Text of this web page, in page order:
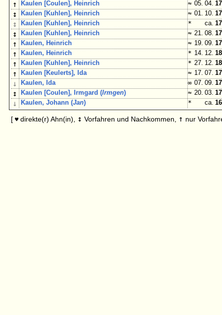
↑ Kaulen [Coulen], Heinrich ≈ 05. 04.
↕ Kaulen [Kuhlen], Heinrich ≈ 01. 10.
↕ Kaulen [Kuhlen], Heinrich * ca.
↕ Kaulen [Kuhlen], Heinrich ≈ 21. 08.
↑ Kaulen, Heinrich ≈ 19. 09.
↑ Kaulen, Heinrich * 14. 12.
↑ Kaulen [Kuhlen], Heinrich * 27. 12.
↑ Kaulen [Keulerts], Ida ≈ 17. 07.
↓ Kaulen, Ida ∞ 07. 09.
↕ Kaulen [Coulen], Irmgard (Irmgen) ≈ 20. 03.
↓ Kaulen, Johann (Jan) * ca.
[ ♥ direkte(r) Ahn(in), ↕ Vorfahren und Nachkommen, ↑ nur